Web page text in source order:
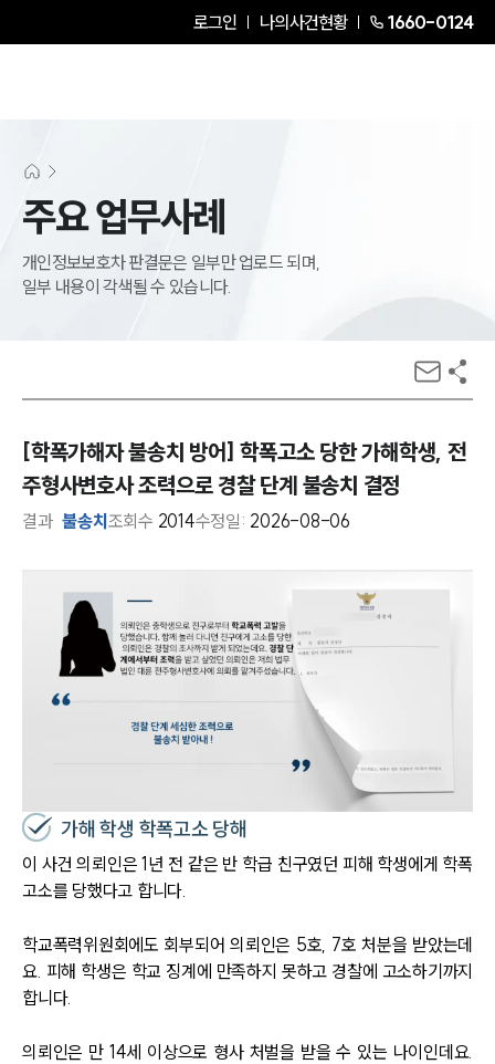
로그인 나의사건현황 1660-0124
주요 업무사례
개인정보보호차 판결문은 일부만 업로드 되며,
일부 내용이 각색될 수 있습니다.
[학폭가해자 불송치 방어] 학폭고소 당한 가해학생, 전
주형사변호사 조력으로 경찰 단계 불송치 결정
결과 불송치 조회수 2014수정일: 2026-08-06
가해 학생 학폭고소 당해
이 사건 의뢰인은 1년 전 같은 반 학급 친구였던 피해 학생에게 학폭
고소를 당했다고 합니다.
학교폭력위원회에도 회부되어 의뢰인은 5호, 7호 처분을 받았는데
요. 피해 학생은 학교 징계에 만족하지 못하고 경찰에 고소하기까지
합니다.
의뢰인은 만 14세 이상으로 형사 처벌을 받을 수 있는 나이인데요.